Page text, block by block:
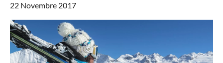
22 Novembre 2017